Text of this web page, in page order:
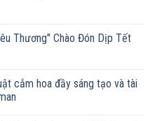
Thương" Chào Đón Dịp Tết
cắm hoa đầy sáng tạo và tài